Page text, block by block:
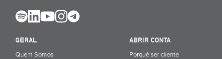
GERAL
Quem Somos
ABRIR CONTA
Porquê ser cliente